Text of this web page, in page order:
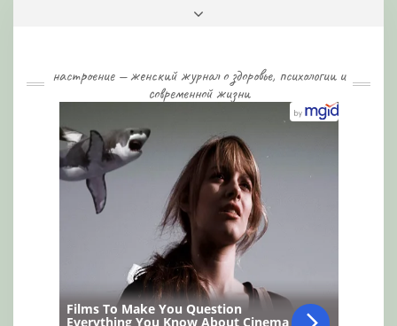
настроение — женский журнал о здоровье, психологии и
современной жизни